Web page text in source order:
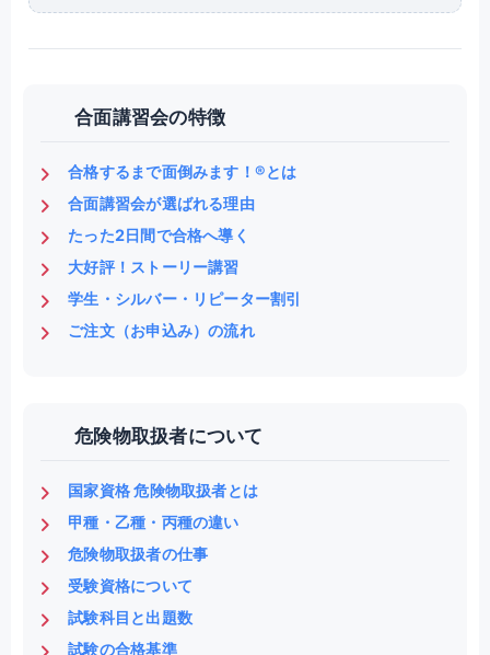
合面講習会の特徴
合格するまで面倒みます！®とは
合面講習会が選ばれる理由
たった2日間で合格へ導く
大好評！ストーリー講習
学生・シルバー・リピーター割引
ご注文（お申込み）の流れ
危険物取扱者について
国家資格 危険物取扱者とは
甲種・乙種・丙種の違い
危険物取扱者の仕事
受験資格について
試験科目と出題数
試験の合格基準